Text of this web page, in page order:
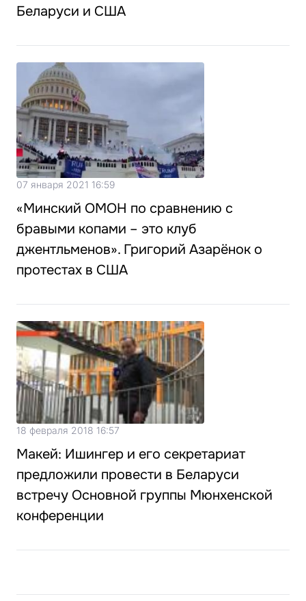
Беларуси и США
07 января 2021 16:59
«Минский ОМОН по сравнению с
бравыми копами – это клуб
джентльменов». Григорий Азарёнок о
протестах в США
18 февраля 2018 16:57
Макей: Ишингер и его секретариат
предложили провести в Беларуси
встречу Основной группы Мюнхенской
конференции